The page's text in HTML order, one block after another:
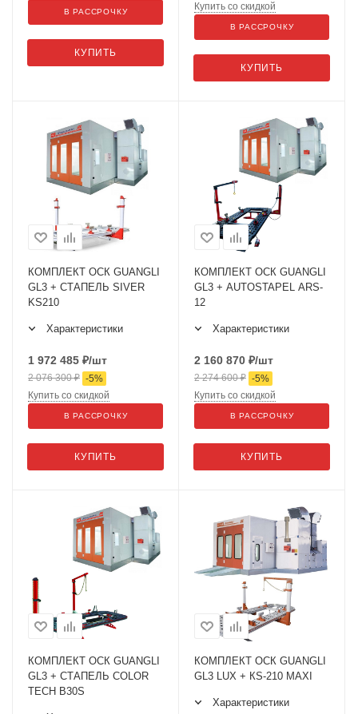
КУПИТЬ
В РАССРОЧКУ
КУПИТЬ
Купить со скидкой
В РАССРОЧКУ
КОМПЛЕКТ ОСК GUANGLI
GL3 + СТАПЕЛЬ SIVER
KS210
Характеристики
1 972 485 ₽/шт
2 076 300₽ -5%
КУПИТЬ
Купить со скидкой
В РАССРОЧКУ
КОМПЛЕКТ ОСК GUANGLI
GL3 + AUTOSTAPEL ARS-
12
Характеристики
2 160 870 ₽/шт
2 274 600₽ -5%
КУПИТЬ
Купить со скидкой
В РАССРОЧКУ
КОМПЛЕКТ ОСК GUANGLI
GL3 + СТАПЕЛЬ COLOR
TECH B30S
КОМПЛЕКТ ОСК GUANGLI
GL3 LUX + КS-210 MAXI
Характеристики